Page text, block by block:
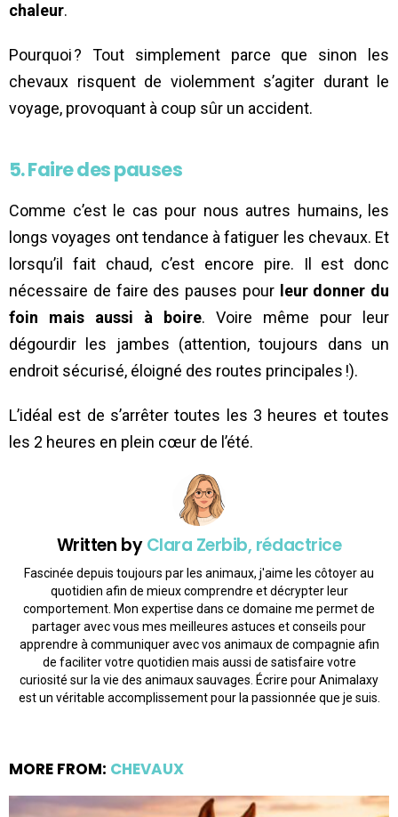
chaleur.
Pourquoi ? Tout simplement parce que sinon les
chevaux risquent de violemment s’agiter durant le
voyage, provoquant à coup sûr un accident.
5. Faire des pauses
Comme c’est le cas pour nous autres humains, les
longs voyages ont tendance à fatiguer les chevaux. Et
lorsqu’il fait chaud, c’est encore pire. Il est donc
nécessaire de faire des pauses pour leur donner du
foin mais aussi à boire. Voire même pour leur
dégourdir les jambes (attention, toujours dans un
endroit sécurisé, éloigné des routes principales !).
L’idéal est de s’arrêter toutes les 3 heures et toutes
les 2 heures en plein cœur de l’été.
Written byClara Zerbib, rédactrice
Fascinée depuis toujours par les animaux, j'aime les côtoyer au
quotidien afin de mieux comprendre et décrypter leur
comportement. Mon expertise dans ce domaine me permet de
partager avec vous mes meilleures astuces et conseils pour
apprendre à communiquer avec vos animaux de compagnie afin
de faciliter votre quotidien mais aussi de satisfaire votre
curiosité sur la vie des animaux sauvages. Écrire pour Animalaxy
est un véritable accomplissement pour la passionnée que je suis.
MORE FROM: CHEVAUX